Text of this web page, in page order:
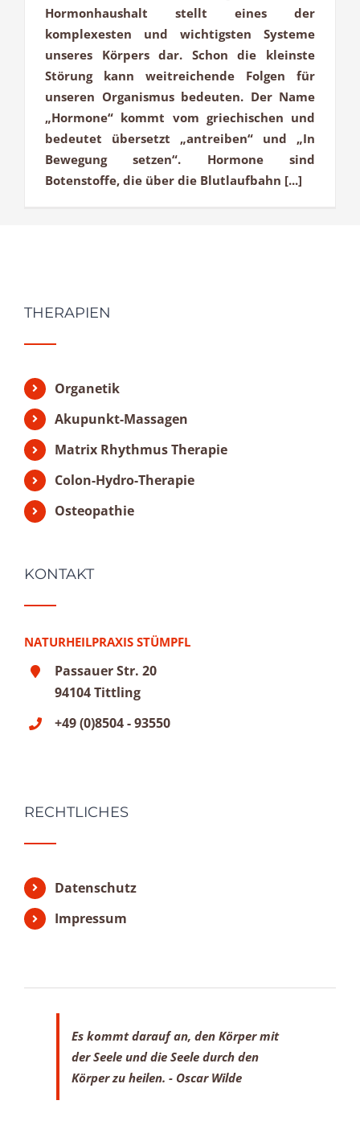
Hormonhaushalt stellt eines der
komplexesten und wichtigsten Systeme
unseres Körpers dar. Schon die kleinste
Störung kann weitreichende Folgen für
unseren Organismus bedeuten. Der Name
„Hormone“ kommt vom griechischen und
bedeutet übersetzt „antreiben“ und „In
Bewegung setzen“. Hormone sind
Botenstoffe, die über die Blutlaufbahn [...]
THERAPIEN
Organetik
Akupunkt-Massagen
Matrix Rhythmus Therapie
Colon-Hydro-Therapie
Osteopathie
KONTAKT
NATURHEILPRAXIS STÜMPFL
Passauer Str. 20
94104 Tittling
+49 (0)8504 - 93550
RECHTLICHES
Datenschutz
Impressum
Es kommt darauf an, den Körper mit
der Seele und die Seele durch den
Körper zu heilen. - Oscar Wilde